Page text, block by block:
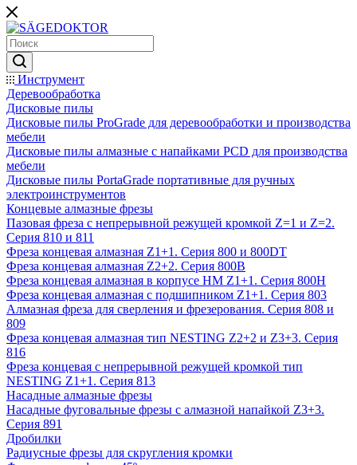
Инструмент
Деревообработка
Дисковые пилы
Дисковые пилы ProGrade для деревообработки и производства
мебели
Дисковые пилы алмазные с напайками PCD для производства
мебели
Дисковые пилы PortaGrade портативные для ручных
электроинструментов
Концевые алмазные фрезы
Пазовая фреза с непрерывной режущей кромкой Z=1 и Z=2.
Серия 810 и 811
Фреза концевая алмазная Z1+1. Серия 800 и 800DT
Фреза концевая алмазная Z2+2. Серия 800B
Фреза концевая алмазная в корпусе НМ Z1+1. Серия 800H
Фреза концевая алмазная с подшипником Z1+1. Серия 803
Алмазная фреза для сверления и фрезерования. Серия 808 и
809
Фреза концевая алмазная тип NESTING Z2+2 и Z3+3. Серия
816
Фреза концевая с непрерывной режущей кромкой тип
NESTING Z1+1. Серия 813
Насадные алмазные фрезы
Насадные фуговальные фрезы с алмазной напайкой Z3+3.
Серия 891
Дробилки
Радиусные фрезы для скругления кромки